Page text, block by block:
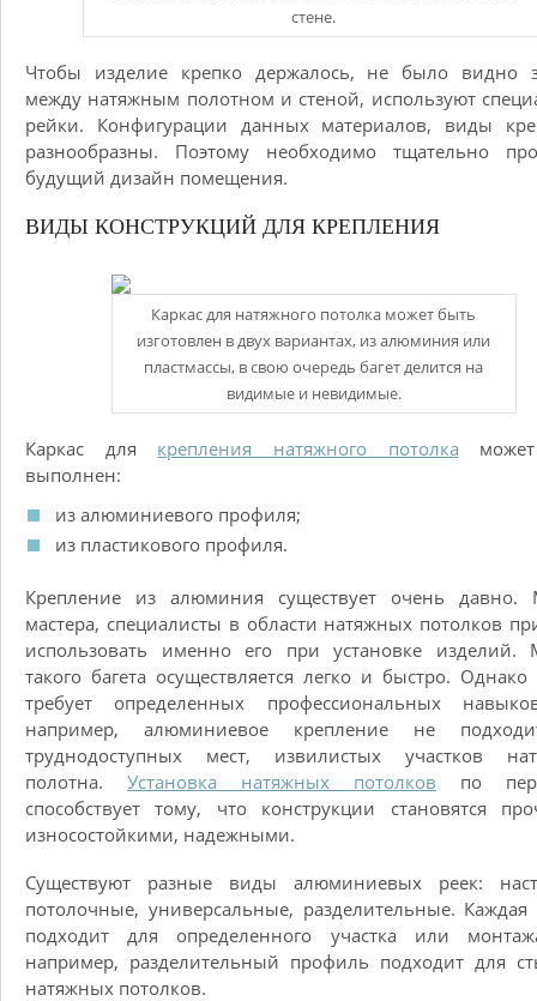
стене.
Чтобы изделие крепко держалось, не было видно
между натяжным полотном и стеной, используют
рейки. Конфигурации данных материалов, виды
разнообразны. Поэтому необходимо тщательно
будущий дизайн помещения.
ВИДЫ КОНСТРУКЦИЙ ДЛЯ КРЕПЛЕНИЯ
Каркас для натяжного потолка может быть
изготовлен в двух вариантах, из алюминия или
пластмассы, в свою очередь багет делится на
видимые и невидимые.
Каркас для крепления натяжного потолка
выполнен:
из алюминиевого профиля;
из пластикового профиля.
Крепление из алюминия существует очень давно.
мастера, специалисты в области натяжных потолков
использовать именно его при установке изделий.
такого багета осуществляется легко и быстро. Однако
требует определенных профессиональных
например, алюминиевое крепление не
труднодоступных мест, извилистых участков
полотна. Установка натяжных потолков по
способствует тому, что конструкции становятся
износостойкими, надежными.
Существуют разные виды алюминиевых реек:
потолочные, универсальные, разделительные.
подходит для определенного участка или
например, разделительный профиль подходит для
натяжных потолков.